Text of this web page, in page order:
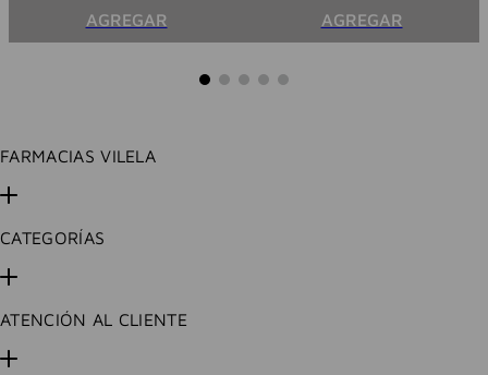
AGREGAR
AGREGAR
FARMACIAS VILELA
CATEGORÍAS
ATENCIÓN AL CLIENTE